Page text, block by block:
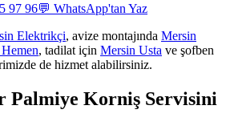
97 96💬 WhatsApp'tan Yaz
Elektrikçi, avize montajında Mersin
, tadilat için Mersin Usta ve şofben
de hizmet alabilirsiniz.
Palmiye Korniş Servisini